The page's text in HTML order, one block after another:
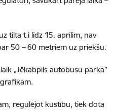
tilta t.i līdz 15. aprīlim, nav
50 – 60 metriem uz priekšu.
„Jēkabpils autobusu parka”
regulējot kustību, tiek dota